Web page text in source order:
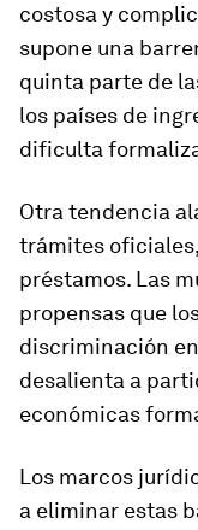
costosa y
supone una
quinta parte de
los países de
dificulta
Otra tendencia
trámites
préstamos. Las
propensas que
discriminación
desalienta a
económicas
Los marcos
a eliminar estas